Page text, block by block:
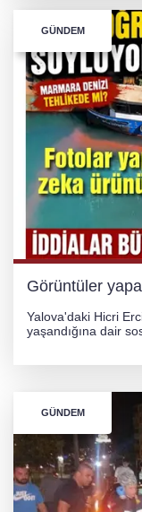
GÜNDEM
Görüntüler
Yalova'daki Hicri
yaşandığına dair
GÜNDEM